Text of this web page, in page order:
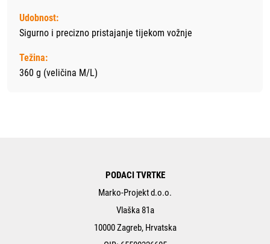
Udobnost:
Sigurno i precizno pristajanje tijekom vožnje
Težina:
360 g (veličina M/L)
PODACI TVRTKE
Marko-Projekt d.o.o.
Vlaška 81a
10000 Zagreb, Hrvatska